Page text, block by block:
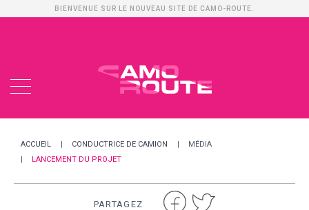
BIENVENUE SUR LE NOUVEAU SITE DE CAMO-ROUTE.
ACCUEIL CONDUCTRICE DE CAMION
MÉDIA
LANCEMENT DU PROJET
PARTAGEZ